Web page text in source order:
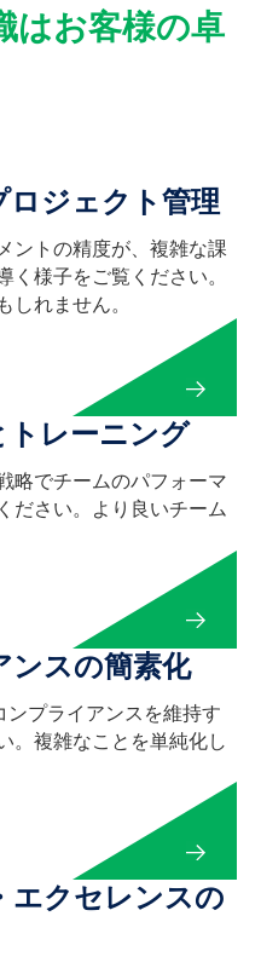
はお客様の卓
ジェクト管理
ントの精度が、複雑な課
く様子をご覧ください。
しれません。
レーニング
略でチームのパフォーマ
ださい。より良いチーム
ンスの簡素化
プライアンスを維持す
。複雑なことを単純化し
エクセレンスの